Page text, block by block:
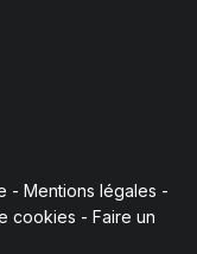
- Mentions légales -
cookies - Faire un